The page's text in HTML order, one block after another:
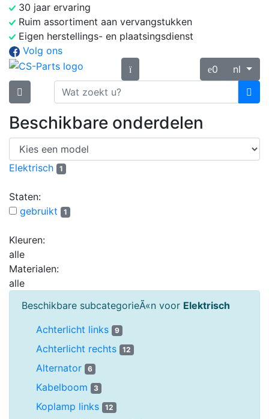
30 jaar ervaring
Ruim assortiment aan vervangstukken
Eigen herstellings- en plaatsingsdienst
Volg ons
0
nl
Beschikbare onderdelen
Elektrisch 1
Staten:
gebruikt
1
Kleuren:
alle
Materialen:
alle
Beschikbare subcategorieÃ«n voor Elektrisch
Achterlicht links
9
Achterlicht rechts 12
Alternator 6
Kabelboom 3
Koplamp links 12